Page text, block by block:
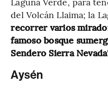
del Volcán Llaima; la
recorrer varios
famoso bosque
Sendero Sierra
Aysén